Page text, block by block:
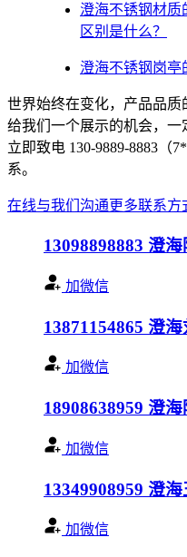
澄海不锈钢材质
区别是什么？
澄海不锈钢岗亭
世界始终在变化，产品品质
给我们一个展示的机会，一
立即致电 130-9889-8883（
系。
在线与我们沟通更多联系方
13098898883 澄海
加微信
13871154865 澄海
加微信
18908638959 澄海
加微信
13349908959 澄海
加微信